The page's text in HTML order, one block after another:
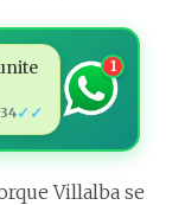
✓✓
1
Villalba se